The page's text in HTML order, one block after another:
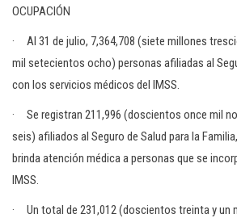
OCUPACIÓN
· Al 31 de julio, 7,364,708 (siete millones
mil setecientos ocho) personas afiliadas al
con los servicios médicos del IMSS.
· Se registran 211,996 (doscientos once mil
seis) afiliados al Seguro de Salud para la
brinda atención médica a personas que se
IMSS.
· Un total de 231,012 (doscientos treinta y un